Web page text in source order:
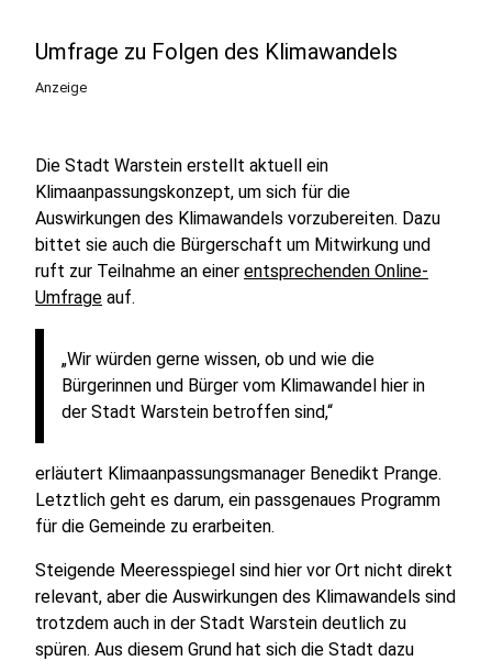
Umfrage zu Folgen des Klimawandels
Anzeige
Die Stadt Warstein erstellt aktuell ein
Klimaanpassungskonzept, um sich für die
Auswirkungen des Klimawandels vorzubereiten. Dazu
bittet sie auch die Bürgerschaft um Mitwirkung und
ruft zur Teilnahme an einer entsprechenden Online-
Umfrage auf.
„Wir würden gerne wissen, ob und wie die
Bürgerinnen und Bürger vom Klimawandel hier in
der Stadt Warstein betroffen sind,“
erläutert Klimaanpassungsmanager Benedikt Prange.
Letztlich geht es darum, ein passgenaues Programm
für die Gemeinde zu erarbeiten.
Steigende Meeresspiegel sind hier vor Ort nicht direkt
relevant, aber die Auswirkungen des Klimawandels sind
trotzdem auch in der Stadt Warstein deutlich zu
spüren. Aus diesem Grund hat sich die Stadt dazu